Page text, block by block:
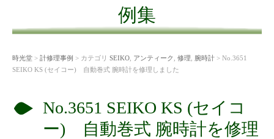
例集
時光堂 > 計修理事例 > カテゴリ SEIKO アンティーク 修理 腕時計 > No.3651
SEIKO KS (セイコー) 自動巻式 腕時計を修理しました
No.3651 SEIKO KS (セイコ
ー) 自動巻式 腕時計を修理